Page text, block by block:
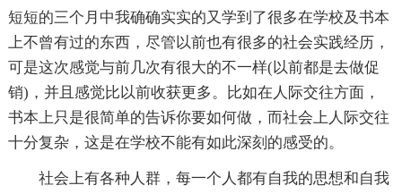
短短的三个月中我确确实实的又学到了很多在学校及书本
上不曾有过的东西，尽管以前也有很多的社会实践经历，
可是这次感觉与前几次有很大的不一样(以前都是去做促
销)，并且感觉比以前收获更多。比如在人际交往方面，
书本上只是很简单的告诉你要如何做，而社会上人际交往
十分复杂，这是在学校不能有如此深刻的感受的。
社会上有各种人群，每一个人都有自我的思想和自我